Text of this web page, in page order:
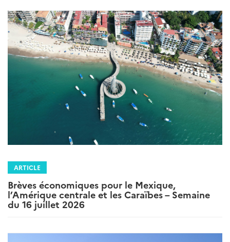
ARTICLE
Brèves économiques pour le Mexique,
l’Amérique centrale et les Caraïbes – Semaine
du 16 juillet 2026